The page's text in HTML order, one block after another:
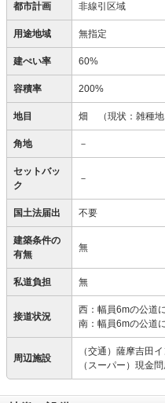
都市計画 非線引区域
用途地域 無指定
建ぺい率 60%
容積率 200%
地目 畑 （現状：雑種地
角地 －
セットバッ
ク
－
国土法届出 不要
建築条件の
有無
無
私道負担 無
接道状況
西：幅員6mの公道
南：幅員6mの公道
周辺施設
（交通）薩摩吉田
（スーパー）現金